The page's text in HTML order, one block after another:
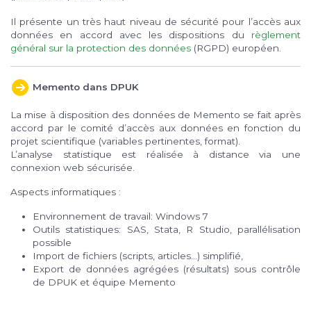
Il présente un très haut niveau de sécurité pour l’accès aux
données en accord avec les dispositions du règlement
général sur la protection des données (RGPD) européen.
Memento dans DPUK
La mise à disposition des données de Memento se fait après
accord par le comité d’accès aux données en fonction du
projet scientifique (variables pertinentes, format).
L’analyse statistique est réalisée à distance via une
connexion web sécurisée.
Aspects informatiques :
Environnement de travail: Windows 7
Outils statistiques: SAS, Stata, R Studio, parallélisation
possible
Import de fichiers (scripts, articles…) simplifié,
Export de données agrégées (résultats) sous contrôle
de DPUK et équipe Memento